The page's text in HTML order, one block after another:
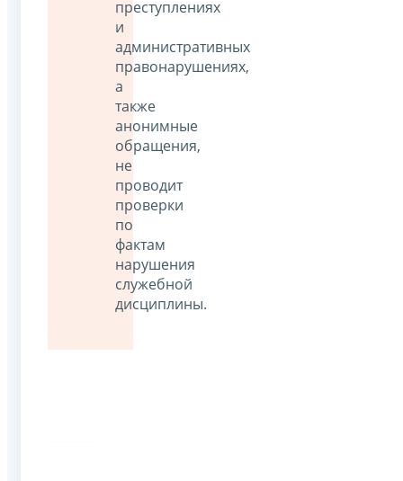
преступлениях
и
административных
правонарушениях,
а
также
анонимные
обращения,
не
проводит
проверки
по
фактам
нарушения
служебной
дисциплины.